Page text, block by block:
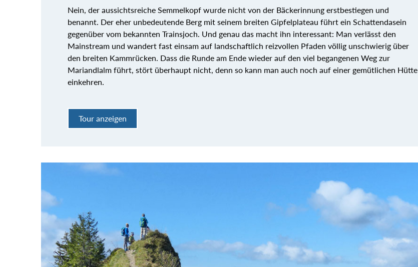
Nein, der aussichtsreiche Semmelkopf wurde nicht von der Bäckerinnung erstbestiegen und
benannt. Der eher unbedeutende Berg mit seinem breiten Gipfelplateau führt ein Schattendasein
gegenüber vom bekannten Trainsjoch. Und genau das macht ihn interessant: Man verlässt den
Mainstream und wandert fast einsam auf landschaftlich reizvollen Pfaden völlig unschwierig über
den breiten Kammrücken. Dass die Runde am Ende wieder auf den viel begangenen Weg zur
Mariandlalm führt, stört überhaupt nicht, denn so kann man auch noch auf einer gemütlichen Hütte
einkehren.
Tour anzeigen